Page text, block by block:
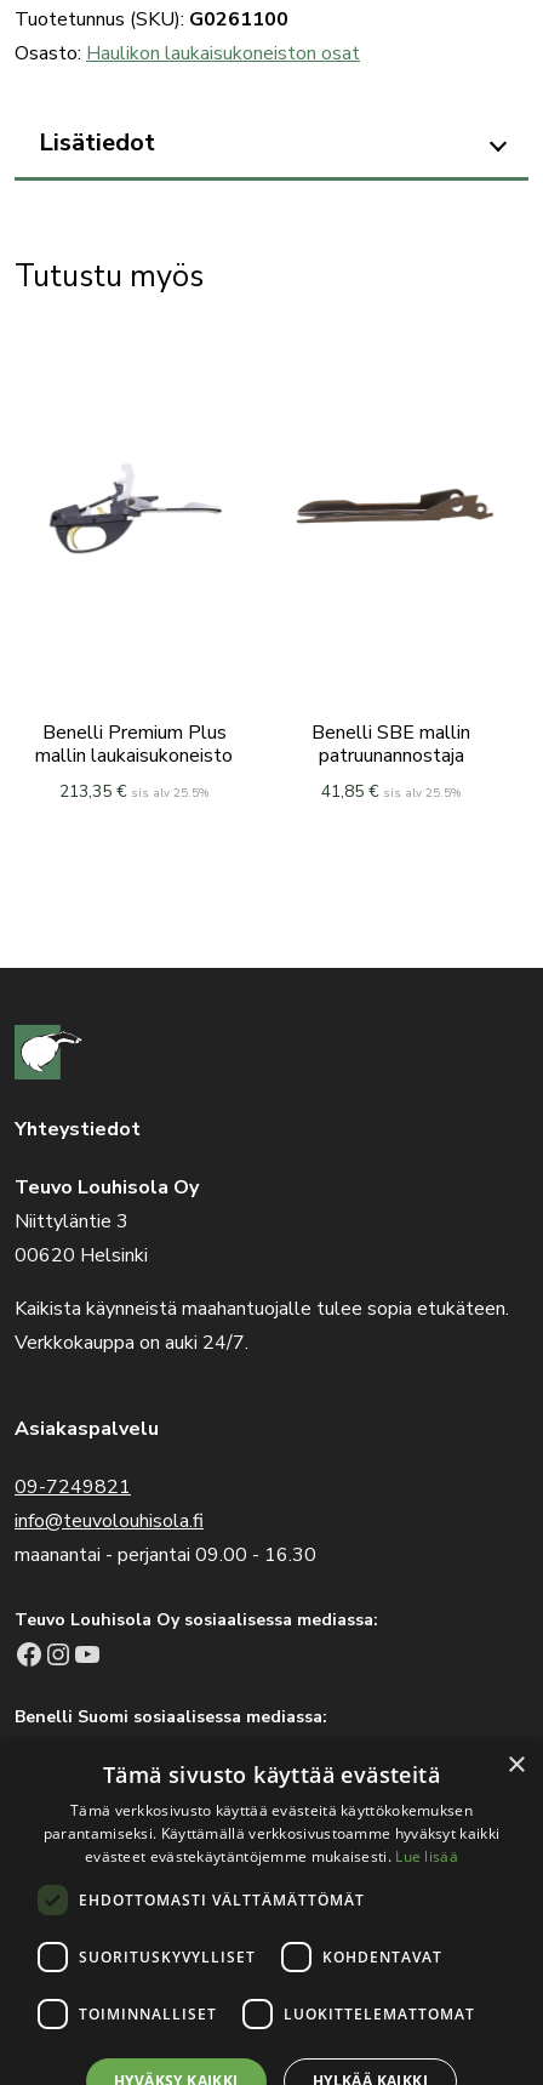
liipasinkoneiston
sokka
Tuotetunnus (SKU): G0261100
Osasto: Haulikon laukaisukoneiston osat
Lisätiedot
Tutustu myös
Benelli Premium Plus
mallin laukaisukoneisto
213,35 € sis alv 25.5%
Benelli SBE mallin
patruunannostaja
41,85 € sis alv 25.5%
Yhteystiedot
Teuvo Louhisola Oy
Niittyläntie 3
00620 Helsinki
Kaikista käynneistä maahantuojalle tulee sopia etukäteen.
Verkkokauppa on auki 24/7.
Asiakaspalvelu
09-7249821
info@teuvolouhisola.fi
maanantai - perjantai 09.00 - 16.30
Teuvo Louhisola Oy sosiaalisessa mediassa:
Facebook Instagram YouTube
Benelli Suomi sosiaalisessa mediassa:
Tärkeitä linkkejä
Rekisteri- ja tietosuojaseloste
Jälleenmyyjät
Tapahtumat
×
Tämä sivusto käyttää evästeitä
Tämä verkkosivusto käyttää evästeitä käyttökokemuksen
parantamiseksi. Käyttämällä verkkosivustoamme hyväksyt kaikki
evästeet evästekäytäntöjemme mukaisesti. Lue lisää
EHDOTTOMASTI VÄLTTÄMÄTTÖMÄT
SUORITUSKYVYLLISET KOHDENTAVAT
TOIMINNALLISET LUOKITTELEMATTOMAT
HYVÄKSY KAIKKI HYLKÄÄ KAIKKI